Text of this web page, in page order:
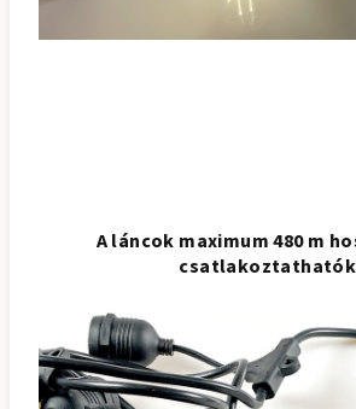
A láncok maximum 480 m